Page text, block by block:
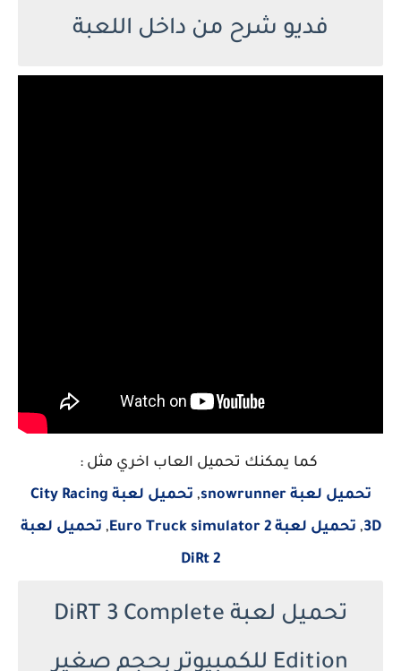
فديو شرح من داخل اللعبة
كما يمكنك تحميل العاب اخري مثل :
تحميل لعبة snowrunner
,
تحميل لعبة City Racing
3D
, تحميل لعبة Euro Truck simulator 2 , تحميل لعبة
DiRt 2
تحميل لعبة DiRT 3 Complete
Edition للكمبيوتر بحجم صغير